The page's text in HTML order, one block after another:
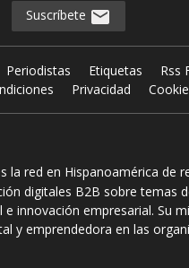
Suscríbete
Periodistas Etiquetas
Rss
Privacidad
la red en Hispanoamérica de
digitales B2B sobre temas
innovación empresarial. Su
y emprendedora en las